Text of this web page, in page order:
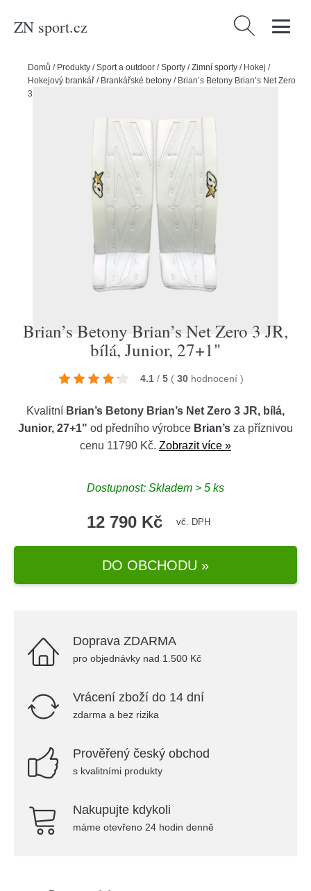
ZN sport.cz Vyhledávání
Domů / Produkty /Sport a outdoor /Sporty /Zimní sporty / Hokej /
Hokejový brankář / Brankářské betony / Brian’s Betony Brian’s Net Zero
3 JR, bílá, Junior, 27+1"
Brian’s Betony Brian’s Net Zero 3 JR,
bílá, Junior, 27+1"
4.1 / 5 ( 30 hodnocení )
Kvalitní Brian’s Betony Brian’s Net Zero 3 JR, bílá,
Junior, 27+1" od předního výrobce Brian’s za příznivou
cenu 11790 Kč. Zobrazit více »
Dostupnost: Skladem > 5 ks
12 790 Kč vč. DPH
DO OBCHODU »
Doprava ZDARMA
pro objednávky nad 1.500 Kč
Vrácení zboží do 14 dní
zdarma a bez rizika
Prověřený český obchod
s kvalitními produkty
Nakupujte kdykoli
máme otevřeno 24 hodin denně